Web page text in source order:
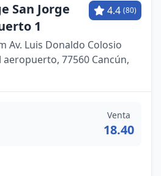
San Jorge
1
4.4 (80)
Av. Luis Donaldo Colosio
aeropuerto, 77560 Cancún,
Venta
18.40